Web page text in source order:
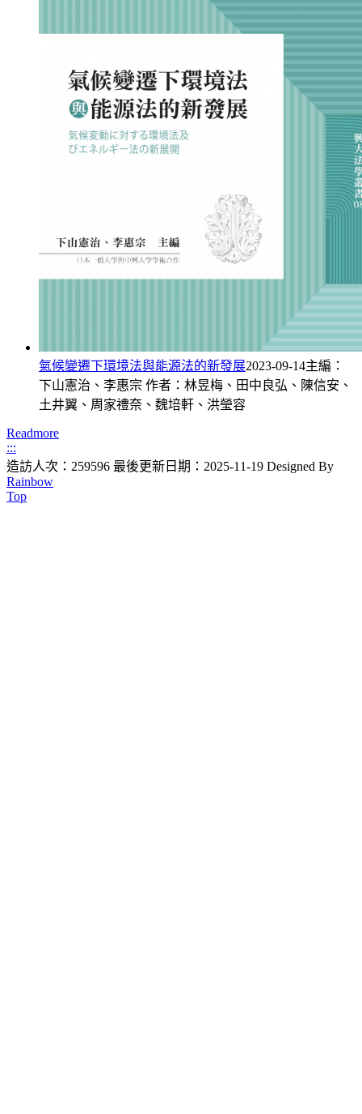
氣候變遷下環境法與能源法的新發展2023-09-14主編：
下山憲治、李惠宗 作者：林昱梅、田中良弘、陳信安、
土井翼、周家禮奈、魏培軒、洪瑩容
Readmore
:::
造訪人次：259596 最後更新日期：2025-11-19 Designed By
Rainbow
Top